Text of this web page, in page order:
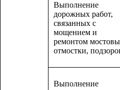
Выполнение
дорожных работ,
связанных с
мощением и
ремонтом
отмостки,
Выполнение